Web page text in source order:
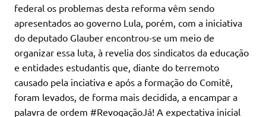
federal os problemas desta reforma vêm sendo
apresentados ao governo Lula, porém, com a iniciativa
do deputado Glauber encontrou-se um meio de
organizar essa luta, à revelia dos sindicatos da educação
e entidades estudantis que, diante do terremoto
causado pela inciativa e após a formação do Comitê,
foram levados, de forma mais decidida, a encampar a
palavra de ordem #RevogaçãoJá! A expectativa inicial